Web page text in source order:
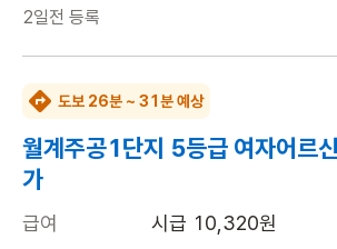
2일전 등록
도보 26분 ~ 31분 예상
월계주공1단지 5등급 여자어르
가
급여
시급 10,320원